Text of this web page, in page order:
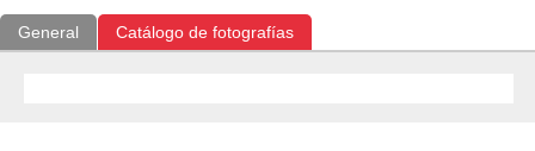
General Catálogo de fotografías